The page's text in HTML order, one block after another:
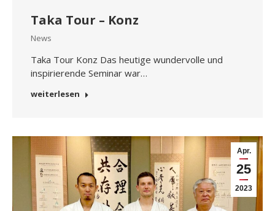
Taka Tour – Konz
News
Taka Tour Konz Das heutige wundervolle und
inspirierende Seminar war…
weiterlesen
Apr.
25
2023